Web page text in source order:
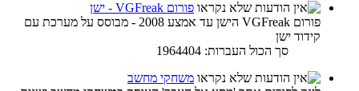
פורום VGFreak - ישן
פורום VGFreak הישן עד אמצע 2008 - מבוסס על מערכת עם
קידוד ישן
סך הכול העברות: 1964404
משחקי מחשב